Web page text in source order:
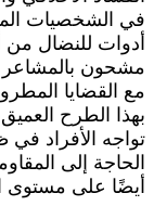
في الشخصيات
أدوات للنضال
مشحون بالمشاعر
مع القضايا
بهذا الطرح
تواجه الأفراد في
الحاجة إلى
أيضًا على مستوى